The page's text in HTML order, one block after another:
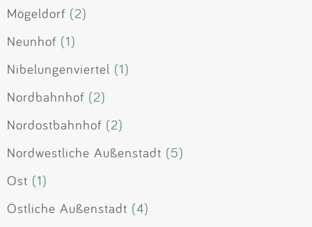
Mögeldorf (2)
Neunhof (1)
Nibelungenviertel (1)
Nordbahnhof (2)
Nordostbahnhof (2)
Nordwestliche Außenstadt (5)
Ost (1)
Östliche Außenstadt (4)